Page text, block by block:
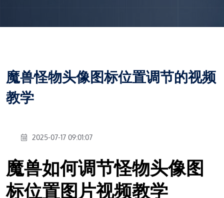
魔兽怪物头像图标位置调节的视频
教学
2025-07-17 09:01:07
魔兽如何调节怪物头像图
标位置图片视频教学